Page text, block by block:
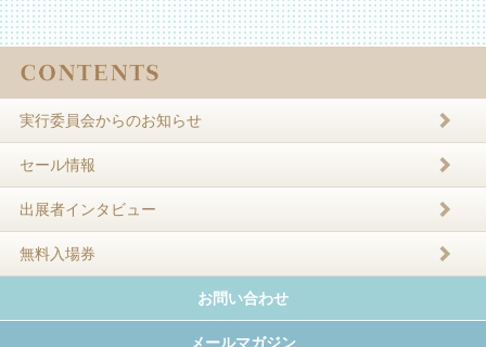
実行委員会からのお知らせ
セール情報
出展者インタビュー
無料入場券
お問い合わせ
メールマガジン